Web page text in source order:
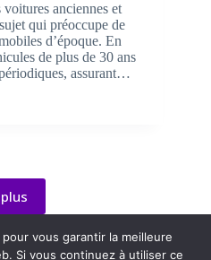
anciennes et
qui préoccupe de
d’époque. En
de plus de 30 ans
assurant…
vous garantir la meilleure
Si vous continuez à utiliser ce